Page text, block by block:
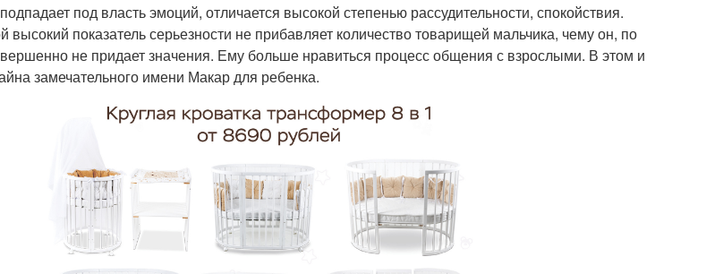
под власть эмоций, отличается высокой степенью рассудительности, спокойствия.
высокий показатель серьезности не прибавляет количество товарищей мальчика, чему он, по
не придает значения. Ему больше нравиться процесс общения с взрослыми. В этом и
замечательного имени Макар для ребенка.